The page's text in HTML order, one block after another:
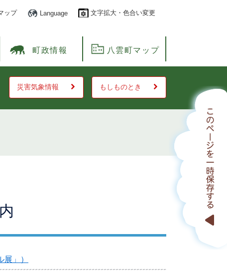
ップ Language 文字拡大・色合い変更
町政情報 八雲町マップ
災害気象情報 もしものとき
」）